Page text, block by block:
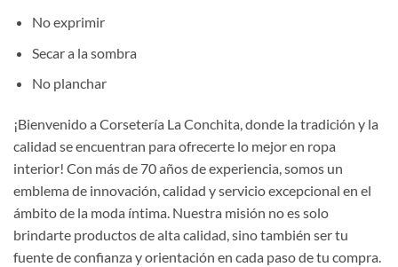
No exprimir
Secar a la sombra
No planchar
¡Bienvenido a Corsetería La Conchita, donde la tradición y la
calidad se encuentran para ofrecerte lo mejor en ropa
interior! Con más de 70 años de experiencia, somos un
emblema de innovación, calidad y servicio excepcional en el
ámbito de la moda íntima. Nuestra misión no es solo
brindarte productos de alta calidad, sino también ser tu
fuente de confianza y orientación en cada paso de tu compra.